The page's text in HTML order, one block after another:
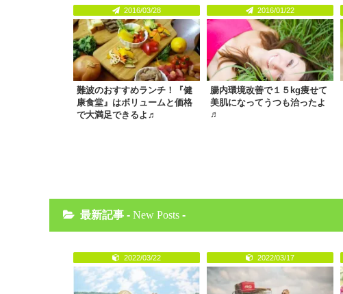
2016/03/28
難波のおすすめランチ！『健
康食堂』はボリュームと価格
で大満足できるよ♬
2016/01/22
腸内環境改善で１５kg痩せて
美肌になってうつも治ったよ
♬
最新記事 - New Posts -
2022/03/22 2022/03/17